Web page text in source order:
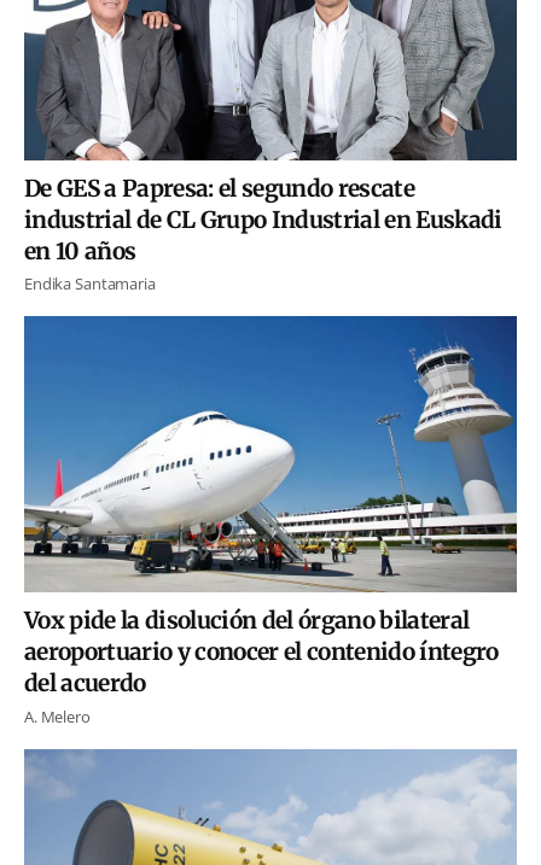
De GES a Papresa: el segundo rescate
industrial de CL Grupo Industrial en Euskadi
en 10 años
Endika Santamaria
Vox pide la disolución del órgano bilateral
aeroportuario y conocer el contenido íntegro
del acuerdo
A. Melero